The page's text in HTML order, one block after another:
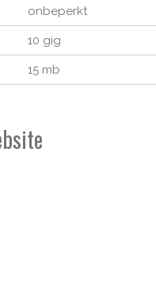
onbeperkt
10 gig
15 mb